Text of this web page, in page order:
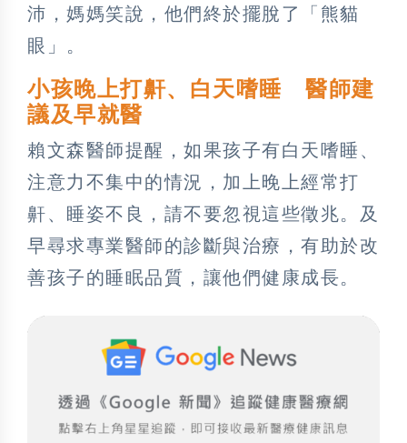
沛，媽媽笑說，他們終於擺脫了「熊貓
眼」。
小孩晚上打鼾、白天嗜睡 醫師建
議及早就醫
賴文森醫師提醒，如果孩子有白天嗜睡、
注意力不集中的情況，加上晚上經常打
鼾、睡姿不良，請不要忽視這些徵兆。及
早尋求專業醫師的診斷與治療，有助於改
善孩子的睡眠品質，讓他們健康成長。